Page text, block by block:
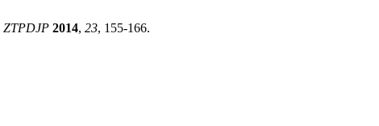
ZTPDJP 2014, 23, 155-166.